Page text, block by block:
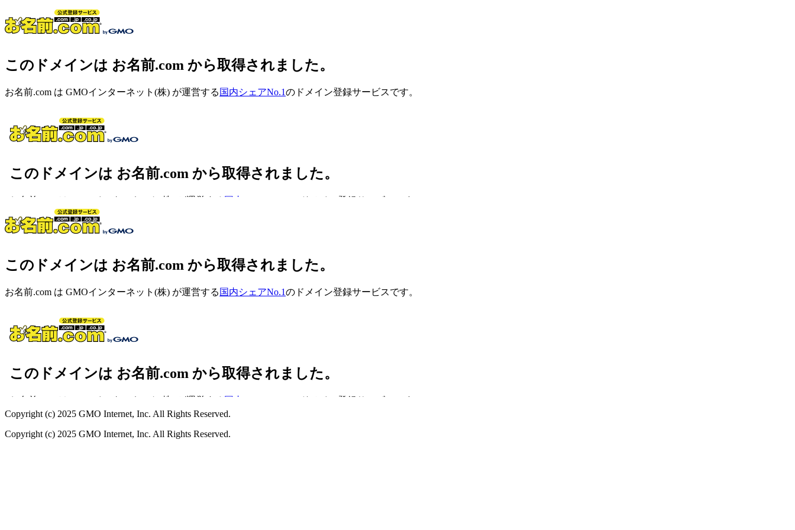
このドメインは お名前.com から取得されました。
お名前.com は GMOインターネット(株) が運営する 国内シェアNo.1のドメイン登録サービスです。
このドメインは お名前.com から取得されました。
お名前.com は GMOインターネット(株) が運営する 国内シェアNo.1のドメイン登録サービスです。
Copyright (c) 2025 GMO Internet, Inc. All Rights Reserved.
Copyright (c) 2025 GMO Internet, Inc. All Rights Reserved.